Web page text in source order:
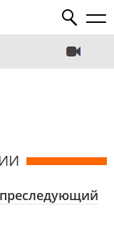
преследующий